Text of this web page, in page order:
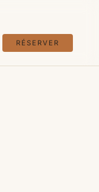
RÉSERVER